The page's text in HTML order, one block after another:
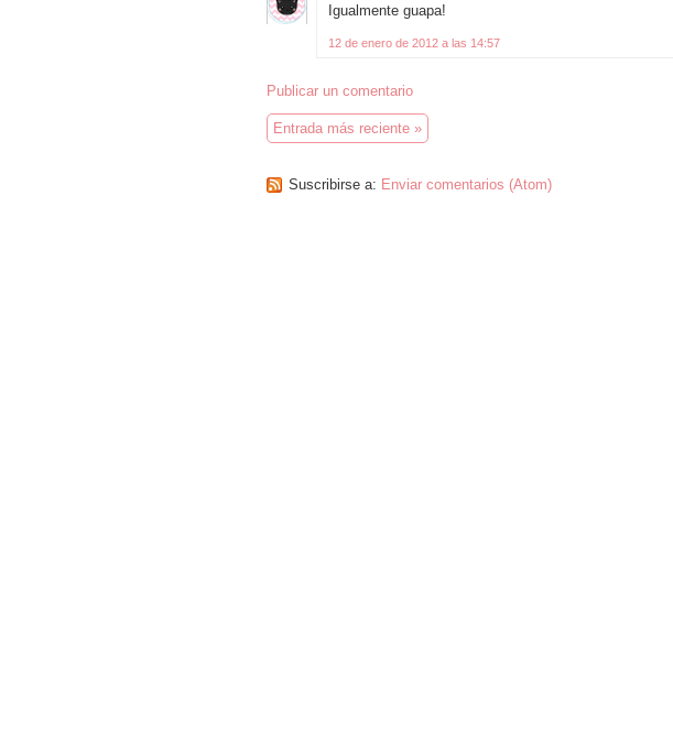
Igualmente guapa!
12 de enero de 2012 a las 14:57
Publicar un comentario
Entrada más reciente »
Suscribirse a: Enviar comentarios (Atom)